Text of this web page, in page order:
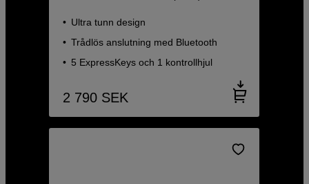
Ultra tunn design
Trådlös anslutning med Bluetooth
5 ExpressKeys och 1 kontrollhjul
2 790 SEK